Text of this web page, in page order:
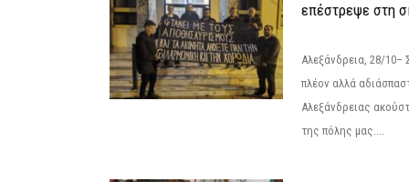
επέστρεψε στη
Αλεξάνδρεια, 28/
πλέον αλλά
Αλεξάνδρειας
της πόλης μας....